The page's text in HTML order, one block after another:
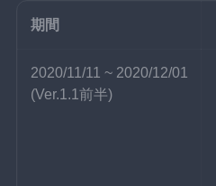
期間
2020/11/11 ~ 2020/12/01
(Ver.1.1前半)